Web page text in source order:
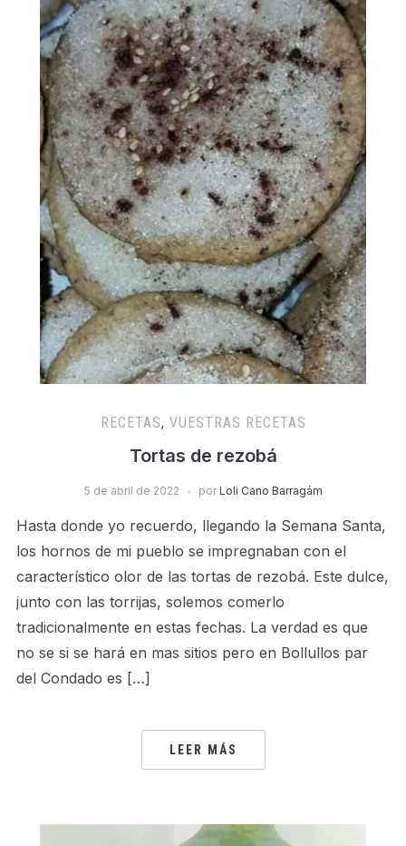
RECETAS, VUESTRAS RECETAS
Tortas de rezobá
5 de abril de 2022 por Loli Cano Barragám
Hasta donde yo recuerdo, llegando la Semana Santa,
los hornos de mi pueblo se impregnaban con el
característico olor de las tortas de rezobá. Este dulce,
junto con las torrijas, solemos comerlo
tradicionalmente en estas fechas. La verdad es que
no se si se hará en mas sitios pero en Bollullos par
del Condado es […]
LEER MÁS